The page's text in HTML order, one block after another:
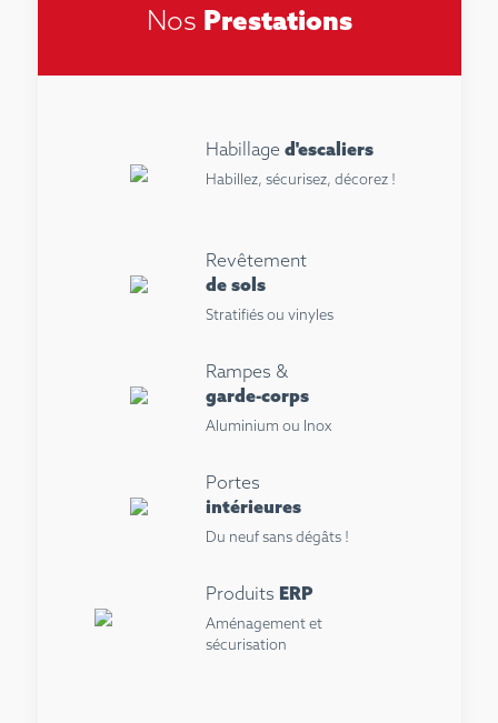
Nos Prestations
Habillage d'escaliers
Habillez, sécurisez, décorez !
Revêtement
de sols
Stratifiés ou vinyles
Rampes &
garde-corps
Aluminium ou Inox
Portes
intérieures
Du neuf sans dégâts !
Produits ERP
Aménagement et
sécurisation